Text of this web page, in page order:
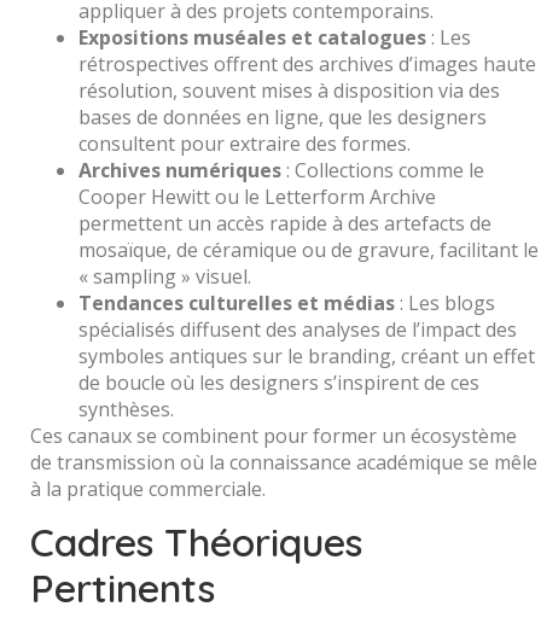
appliquer à des projets contemporains.
Expositions muséales et catalogues: Les
rétrospectives offrent des archives d’images haute
résolution, souvent mises à disposition via des
bases de données en ligne, que les designers
consultent pour extraire des formes.
Archives numériques: Collections comme le
Cooper Hewitt ou le Letterform Archive
permettent un accès rapide à des artefacts de
mosaïque, de céramique ou de gravure, facilitant le
« sampling » visuel.
Tendances culturelles et médias: Les blogs
spécialisés diffusent des analyses de l’impact des
symboles antiques sur le branding, créant un effet
de boucle où les designers s’inspirent de ces
synthèses.
Ces canaux se combinent pour former un écosystème
de transmission où la connaissance académique se mêle
à la pratique commerciale.
Cadres Théoriques
Pertinents